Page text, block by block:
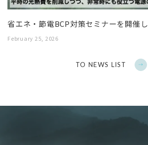
TO NEWS LIST
省エネ・節電BCP対策セミナーを開催
February 25, 2026